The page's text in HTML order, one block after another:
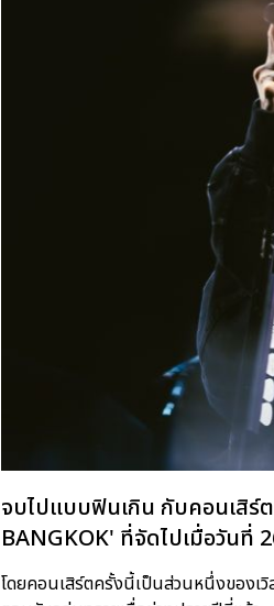
จบไปแบบฟินเกิน กับคอนเสิร์
BANGKOK' ที่จัดไปเมื่อวันที่
โดยคอนเสิร์ตครั้งนี้เป็นส่วนหนึ่งของเ